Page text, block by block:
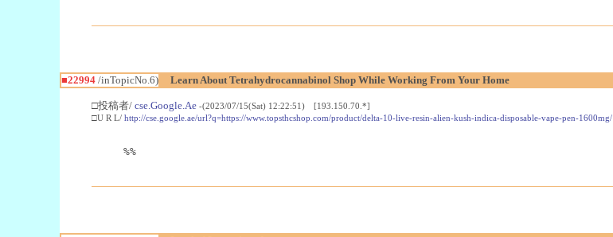
■22994/inTopicNo.6) Learn About Tetrahydrocannabinol Shop While Working From Your Home
□投稿者/ cse.Google.Ae -(2023/07/15(Sat) 12:22:51) [193.150.70.*]
□U R L/ http://cse.google.ae/url?q=https://www.topsthcshop.com/product/delta-10-live-resin-alien-kush-indica-disposable-vape-pen-1600mg/
%%